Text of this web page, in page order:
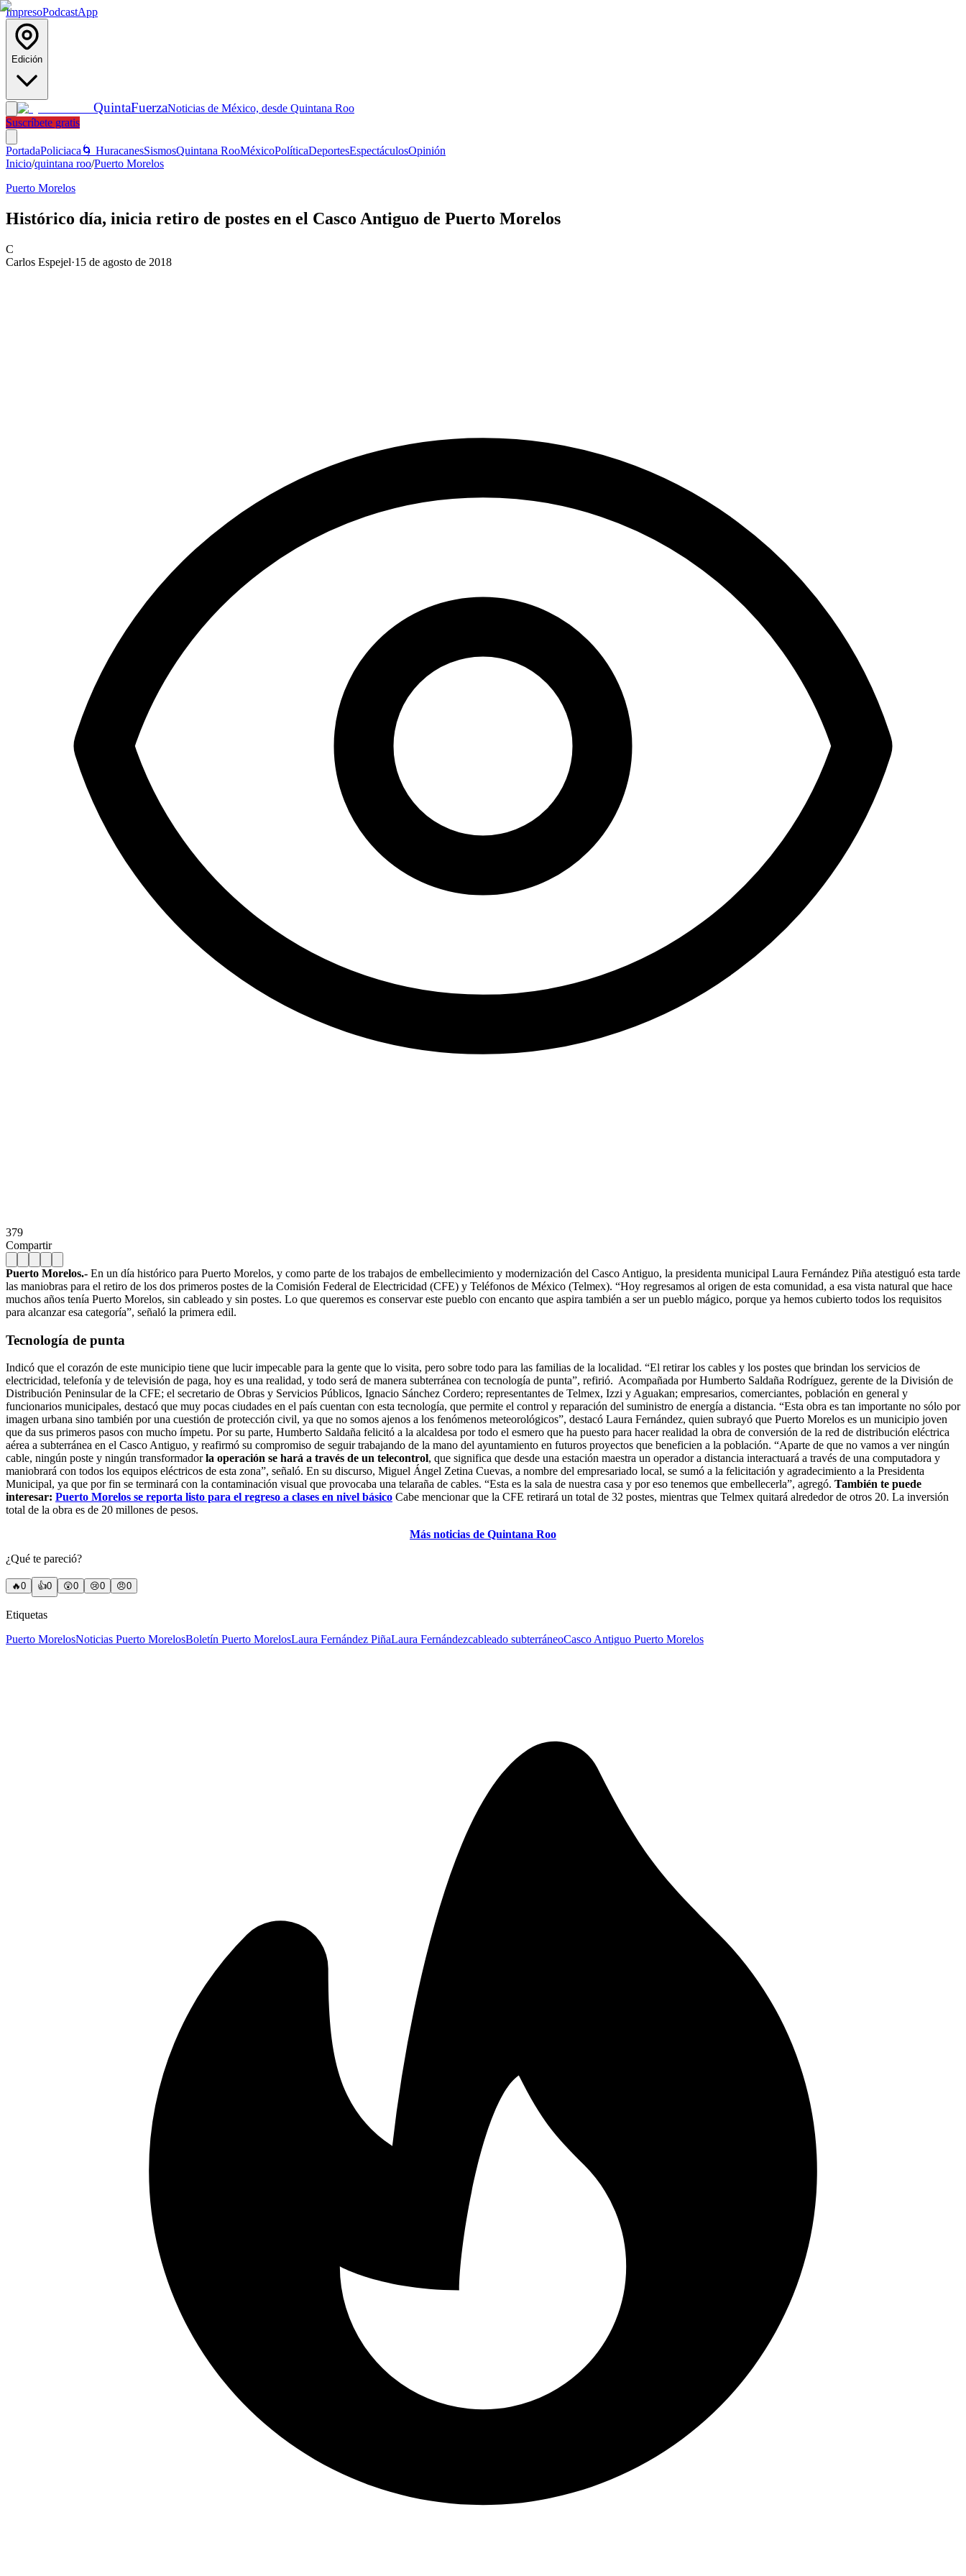
ImpresoPodcastApp
Edición
QuintaFuerzaNoticias de México, desde Quintana Roo
Suscríbete gratis
PortadaPoliciaca 🌀 HuracanesSismosQuintana RooMéxicoPolíticaDeportesEspectáculosOpinión
Inicio/quintana roo/Puerto Morelos
Puerto Morelos
Histórico día, inicia retiro de postes en el Casco Antiguo de Puerto Morelos
C
Carlos Espejel·15 de agosto de 2018
379
Compartir
Puerto Morelos.- En un día histórico para Puerto Morelos, y como parte de los trabajos de embellecimiento y modernización del Casco Antiguo, la presidenta municipal Laura Fernández Piña atestiguó esta tarde
las maniobras para el retiro de los dos primeros postes de la Comisión Federal de Electricidad (CFE) y Teléfonos de México (Telmex). “Hoy regresamos al origen de esta comunidad, a esa vista natural que hace
muchos años tenía Puerto Morelos, sin cableado y sin postes. Lo que queremos es conservar este pueblo con encanto que aspira también a ser un pueblo mágico, porque ya hemos cubierto todos los requisitos
para alcanzar esa categoría”, señaló la primera edil.
Tecnología de punta
Indicó que el corazón de este municipio tiene que lucir impecable para la gente que lo visita, pero sobre todo para las familias de la localidad. “El retirar los cables y los postes que brindan los servicios de
electricidad, telefonía y de televisión de paga, hoy es una realidad, y todo será de manera subterránea con tecnología de punta”, refirió. Acompañada por Humberto Saldaña Rodríguez, gerente de la División de
Distribución Peninsular de la CFE; el secretario de Obras y Servicios Públicos, Ignacio Sánchez Cordero; representantes de Telmex, Izzi y Aguakan; empresarios, comerciantes, población en general y
funcionarios municipales, destacó que muy pocas ciudades en el país cuentan con esta tecnología, que permite el control y reparación del suministro de energía a distancia. “Esta obra es tan importante no sólo por
imagen urbana sino también por una cuestión de protección civil, ya que no somos ajenos a los fenómenos meteorológicos”, destacó Laura Fernández, quien subrayó que Puerto Morelos es un municipio joven
que da sus primeros pasos con mucho ímpetu. Por su parte, Humberto Saldaña felicitó a la alcaldesa por todo el esmero que ha puesto para hacer realidad la obra de conversión de la red de distribución eléctrica
aérea a subterránea en el Casco Antiguo, y reafirmó su compromiso de seguir trabajando de la mano del ayuntamiento en futuros proyectos que beneficien a la población. “Aparte de que no vamos a ver ningún
cable, ningún poste y ningún transformadorla operación se hará a través de un telecontrol, que significa que desde una estación maestra un operador a distancia interactuará a través de una computadora y
maniobrará con todos los equipos eléctricos de esta zona”, señaló. En su discurso, Miguel Ángel Zetina Cuevas, a nombre del empresariado local, se sumó a la felicitación y agradecimiento a la Presidenta
Municipal, ya que por fin se terminará con la contaminación visual que provocaba una telaraña de cables. “Esta es la sala de nuestra casa y por eso tenemos que embellecerla”, agregó. También te puede
interesar: Puerto Morelos se reporta listo para el regreso a clases en nivel básico Cabe mencionar que la CFE retirará un total de 32 postes, mientras que Telmex quitará alrededor de otros 20. La inversión
total de la obra es de 20 millones de pesos.
Más noticias de Quintana Roo
¿Qué te pareció?
🔥0 👍0 😲0 😢0 😠0
Etiquetas
Puerto MorelosNoticias Puerto MorelosBoletín Puerto MorelosLaura Fernández PiñaLaura Fernándezcableado subterráneoCasco Antiguo Puerto Morelos